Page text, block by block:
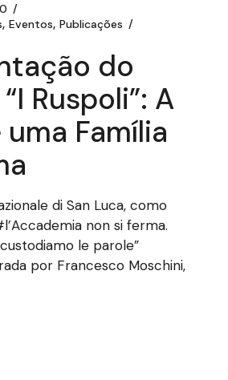
Eventos Publicações
do
Ruspoli”: A
Família
di San Luca, como
non si ferma.
le parole”
por Francesco Moschini,